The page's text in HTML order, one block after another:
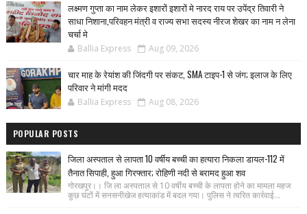
लक्ष्मण गुप्ता का नाम लेकर इशारों इशारों मे नारद राय पर उपेंद्र तिवारी ने
साधा निशाना,परिवहन मंत्री व राज्य सभा सदस्य नीरज शेखर का नाम न लेना
चर्चा मे
Ballia Express Aug 09, 2026
चार माह के रेयांश की जिंदगी पर संकट, SMA टाइप-1 से जंग; इलाज के लिए
परिवार ने मांगी मदद
Ballia Express Aug 08, 2026
POPULAR POSTS
जिला अस्पताल से लापता 10 वर्षीय बच्ची का हत्यारा निकला डायल-112 में
तैनात सिपाही, हुआ गिरफ्तार; रोहिणी नदी से बरामद हुआ शव
गोरखपुर।। जि ला अस्पताल से 10 वर्षीय बच्ची के लापता होने का मामला महज
कुछ घंटों में सनसनीखेज हत्याकांड में बदल गया। पुलिस ने त्वरित कार्रवाई...